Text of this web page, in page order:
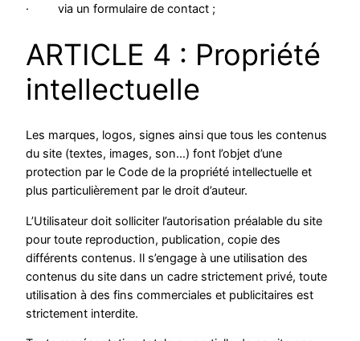
· via un formulaire de contact ;
ARTICLE 4 : Propriété
intellectuelle
Les marques, logos, signes ainsi que tous les contenus
du site (textes, images, son…) font l’objet d’une
protection par le Code de la propriété intellectuelle et
plus particulièrement par le droit d’auteur.
L’Utilisateur doit solliciter l’autorisation préalable du site
pour toute reproduction, publication, copie des
différents contenus. Il s’engage à une utilisation des
contenus du site dans un cadre strictement privé, toute
utilisation à des fins commerciales et publicitaires est
strictement interdite.